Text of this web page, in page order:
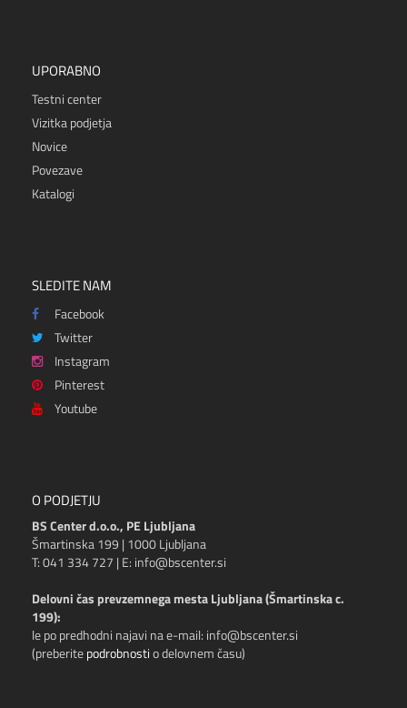
UPORABNO
Testni center
Vizitka podjetja
Novice
Povezave
Katalogi
SLEDITE NAM
Facebook
Twitter
Instagram
Pinterest
Youtube
O PODJETJU
BS Center d.o.o., PE Ljubljana
Šmartinska 199 | 1000 Ljubljana
T: 041 334 727 | E: info@bscenter.si
Delovni čas prevzemnega mesta Ljubljana (Šmartinska c.
199):
le po predhodni najavi na e-mail: info@bscenter.si
(preberitepodrobnostio delovnem času)